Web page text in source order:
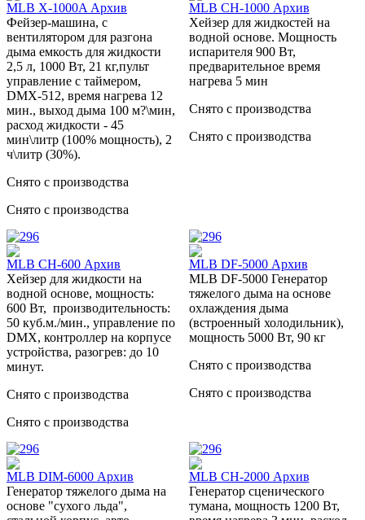
MLB X-1000A Архив
Фейзер-машина, с
вентилятором для разгона
дыма емкость для жидкости
2,5 л, 1000 Вт, 21 кг,пульт
управление с таймером,
DMX-512, время нагрева 12
мин., выход дыма 100 м?\мин,
расход жидкости - 45
мин\литр (100% мощность), 2
ч\литр (30%).
Снято с производства
Снято с производства
MLB CH-1000 Архив
Хейзер для жидкостей на
водной основе. Мощность
испарителя 900 Вт,
предварительное время
нагрева 5 мин
Снято с производства
Снято с производства
MLB CH-600 Архив
Хейзер для жидкости на
водной основе, мощность:
600 Вт, производительность:
50 куб.м./мин., управление по
DMX, контроллер на корпусе
устройства, разогрев: до 10
минут.
Снято с производства
Снято с производства
MLB DF-5000 Архив
MLB DF-5000 Генератор
тяжелого дыма на основе
охлаждения дыма
(встроенный холодильник),
мощность 5000 Вт, 90 кг
Снято с производства
Снято с производства
MLB DIM-6000 Архив
Генератор тяжелого дыма на
основе "сухого льда",
MLB CH-2000 Архив
Генератор сценического
тумана, мощность 1200 Вт,